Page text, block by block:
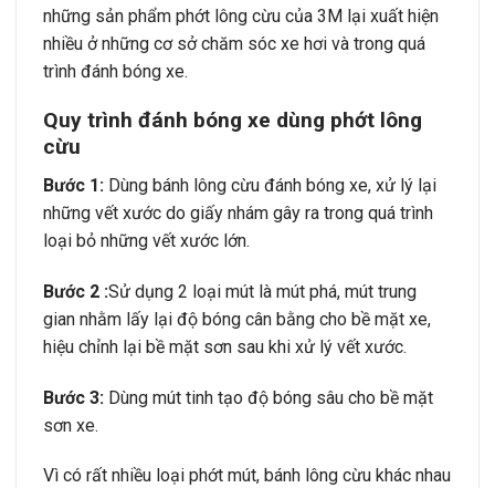
những sản phẩm phớt lông cừu của 3M lại xuất hiện
nhiều ở những cơ sở chăm sóc xe hơi và trong quá
trình đánh bóng xe.
Quy trình đánh bóng xe dùng phớt lông
cừu
Bước 1: Dùng bánh lông cừu đánh bóng xe, xử lý lại
những vết xước do giấy nhám gây ra trong quá trình
loại bỏ những vết xước lớn.
Bước 2 :Sử dụng 2 loại mút là mút phá, mút trung
gian nhằm lấy lại độ bóng cân bằng cho bề mặt xe,
hiệu chỉnh lại bề mặt sơn sau khi xử lý vết xước.
Bước 3: Dùng mút tinh tạo độ bóng sâu cho bề mặt
sơn xe.
Vì có rất nhiều loại phớt mút, bánh lông cừu khác nhau